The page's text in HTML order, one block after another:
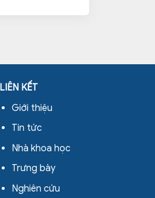
LIÊN KẾT
Giới thiệu
Tin tức
Nhà khoa học
Trưng bày
Nghiên cứu